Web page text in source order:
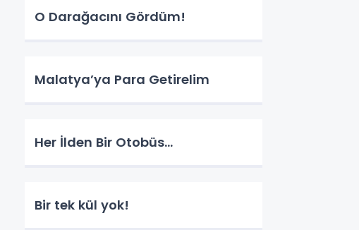
O Darağacını Gördüm!
Malatya’ya Para Getirelim
Her İlden Bir Otobüs…
Bir tek kül yok!